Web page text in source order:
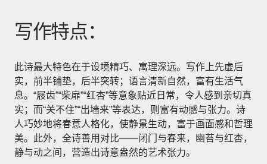
写作特点：
此诗最大特色在于设境精巧、寓理深远。写作上先虚后
实，前半铺垫，后半突转；语言清新自然，富有生活气
息。“屐齿”“柴扉”“红杏”等意象贴近日常，令人感到亲切真
实；而“关不住”“出墙来”等表达，则富有动感与张力。诗
人巧妙地将春意人格化，使静景生动，富于画面感和哲理
美。此外，全诗善用对比——闭门与春来，幽苔与红杏，
静与动之间，营造出诗意盎然的艺术张力。